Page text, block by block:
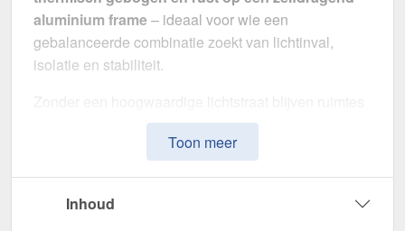
aluminium frame– ideaal voor wie een
gebalanceerde combinatie zoekt van lichtinval,
isolatie en stabiliteit.
donker en gevoelig voor vochtproblemen. Dit
systeem is speciaal ontwikkeld om
perfect voor zowel kleine als grote projecten.
Toon meer
Inhoud